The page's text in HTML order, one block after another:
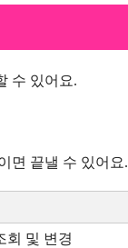
수 있어요.
면 끝낼 수 있어요.
회 및 변경